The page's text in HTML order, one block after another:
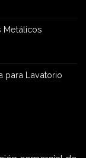
Metálicos
para Lavatorio